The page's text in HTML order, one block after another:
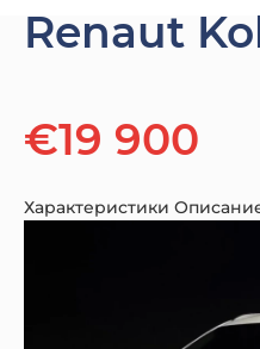
Renaut
€19 900
Характеристики